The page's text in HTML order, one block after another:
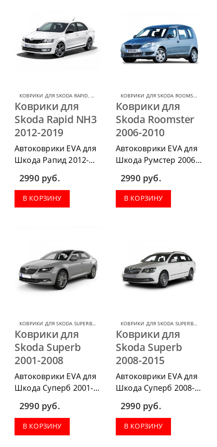
КОВРИКИ ДЛЯ SKODA RAPID КОВРИКИ ДЛЯ SKODA
Коврики для
Skoda Rapid NH3
2012-2019
Автоковрики EVA для
Шкода Рапид 2012-
приобрести в
комплектации:
водительский коврик,
2990 руб.
В КОРЗИНУ
КОВРИКИ ДЛЯ SKODA ROOMSTER
Коврики для
Skoda Roomster
2006-2010
Автоковрики EVA для
Шкода Румстер 2006-
приобрести в
комплектации:
водительский коврик,
2990 руб.
В КОРЗИНУ
КОВРИКИ ДЛЯ SKODA SUPERB
,КОВРИКИ ДЛЯ SKODA
Коврики для
Skoda Superb
2001-2008
Автоковрики EVA для
Шкода Суперб 2001-
приобрести в
комплектации:
водительский коврик,
2990 руб.
В КОРЗИНУ
КОВРИКИ ДЛЯ SKODA SUPERB
,
Коврики для
Skoda Superb
2008-2015
Автоковрики EVA для
Шкода Суперб 2008-
приобрести в
комплектации:
водительский коврик,
2990 руб.
В КОРЗИНУ